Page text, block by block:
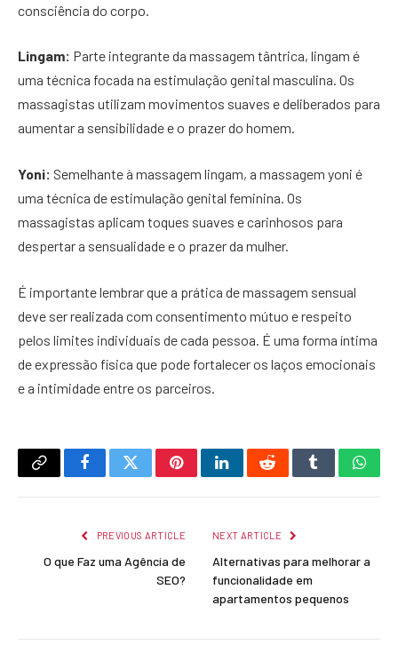
consciência do corpo.
Lingam: Parte integrante da massagem tântrica, lingam é
uma técnica focada na estimulação genital masculina. Os
massagistas utilizam movimentos suaves e deliberados para
aumentar a sensibilidade e o prazer do homem.
Yoni: Semelhante à massagem lingam, a massagem yoni é
uma técnica de estimulação genital feminina. Os
massagistas aplicam toques suaves e carinhosos para
despertar a sensualidade e o prazer da mulher.
É importante lembrar que a prática de massagem sensual
deve ser realizada com consentimento mútuo e respeito
pelos limites individuais de cada pessoa. É uma forma íntima
de expressão física que pode fortalecer os laços emocionais
e a intimidade entre os parceiros.
Copy
FacebookTwitterPinterestLinkedInRedditTumblr
PREVIOUS ARTICLE
O que Faz uma Agência de
SEO?
NEXT ARTICLE
Alternativas para melhorar a
funcionalidade em
apartamentos pequenos